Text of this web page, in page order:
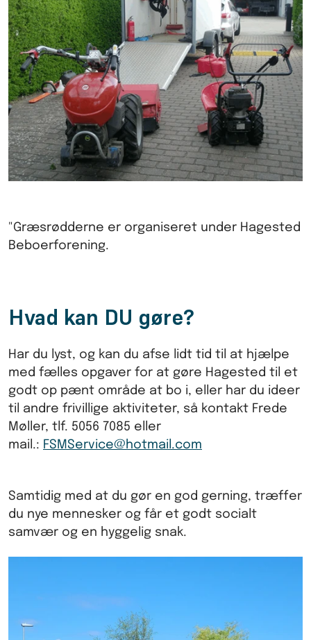
"Græsrødderne er organiseret under Hagested
Beboerforening.
Hvad kan DU gøre?
Har du lyst, og kan du afse lidt tid til at hjælpe
med fælles opgaver for at gøre Hagested til et
godt op pænt område at bo i, eller har du ideer
til andre frivillige aktiviteter, så kontakt Frede
Møller, tlf. 5056 7085 eller
mail.: FSMService@hotmail.com
Samtidig med at du gør en god gerning, træffer
du nye mennesker og får et godt socialt
samvær og en hyggelig snak.